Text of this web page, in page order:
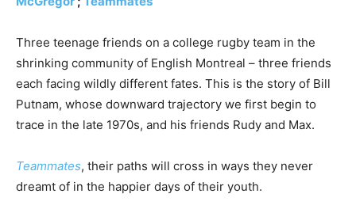
Three teenage friends on a college rugby team in the
shrinking community of English Montreal – three friends
each facing wildly different fates. This is the story of Bill
Putnam, whose downward trajectory we first begin to
trace in the late 1970s, and his friends Rudy and Max.
Teammates, their paths will cross in ways they never
dreamt of in the happier days of their youth.